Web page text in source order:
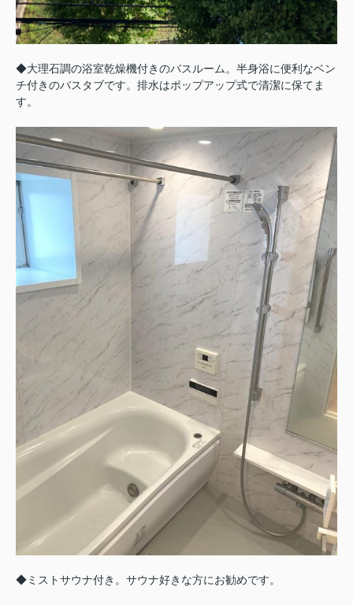
◆大理石調の浴室乾燥機付きのバスルーム。半身浴に便利なベン
チ付きのバスタブです。排水はポップアップ式で清潔に保てま
す。
◆ミストサウナ付き。サウナ好きな方にお勧めです。